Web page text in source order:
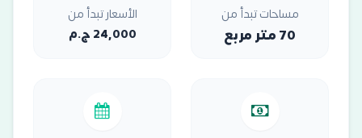
مساحات تبدأ من
70 متر مربع
الأسعار تبدأ من
24,000 ج.م